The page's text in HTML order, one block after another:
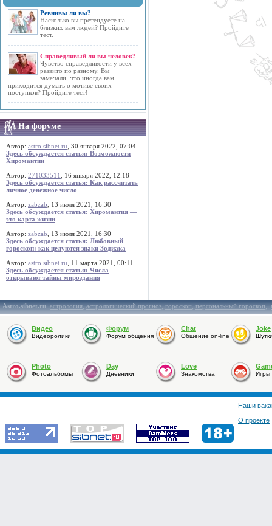
Ревнивы ли вы?
Насколько вы претендуете на
близких вам людей? Пройдите
тест.
Справедливый ли вы человек?
Чувство справедливости у всех
развито по разному. Вы
замечали, что иногда вам
приходится думать о мотиве своих
поступков? Пройдите тест!
На форуме
Автор: astro.sibnet.ru , 30 января 2022, 07:04
Здесь обсуждается статья: Возможности
Хиромантии
Автор: 271033511
, 16 января 2022, 12:18
Здесь обсуждается статья: Как рассчитать
личное денежное число
Автор: zabzab , 13 июля 2021, 16:30
Здесь обсуждается статья: Хиромантия —
это карта жизни
Автор: zabzab , 13 июля 2021, 16:30
Здесь обсуждается статья: Любовный
гороскоп: как целуются знаки Зодиака
Автор: astro.sibnet.ru , 11 марта 2021, 00:11
Здесь обсуждается статья: Числа
открывают тайны мироздания
Astro.sibnet.ru:астрология,астрологический прогноз,гороскоп,персональный гороскоп,
Видео
Видеоролики
Форум
Форум общения
Chat
Общение on-line
Joke
Photo
Фотоальбомы
Day
Дневники
Love
Знакомства Игры
Наши
О проекте